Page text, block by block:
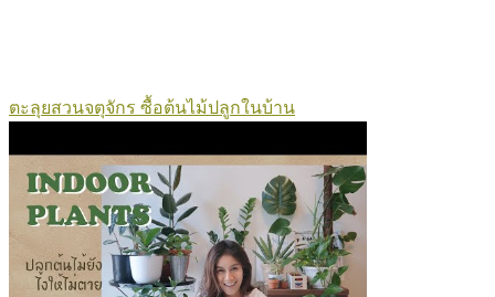
ตะลุยสวนจตุจักร ซื้อต้นไม้ปลูกในบ้าน